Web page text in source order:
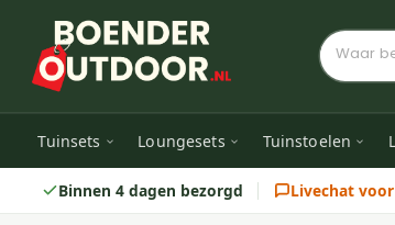
Tuinsets Loungesets Tuinstoelen
Binnen 4 dagen bezorgd Livechat